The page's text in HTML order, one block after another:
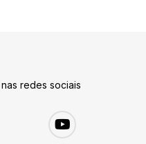
redes sociais